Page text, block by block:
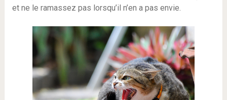
et ne le ramassez pas lorsqu’il n’en a pas envie.